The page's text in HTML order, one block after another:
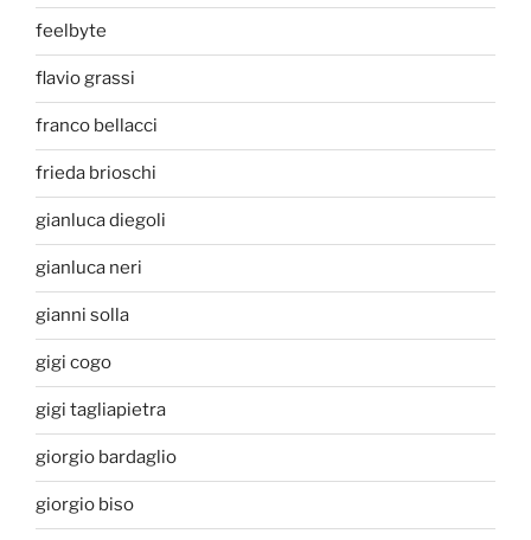
feelbyte
flavio grassi
franco bellacci
frieda brioschi
gianluca diegoli
gianluca neri
gianni solla
gigi cogo
gigi tagliapietra
giorgio bardaglio
giorgio biso